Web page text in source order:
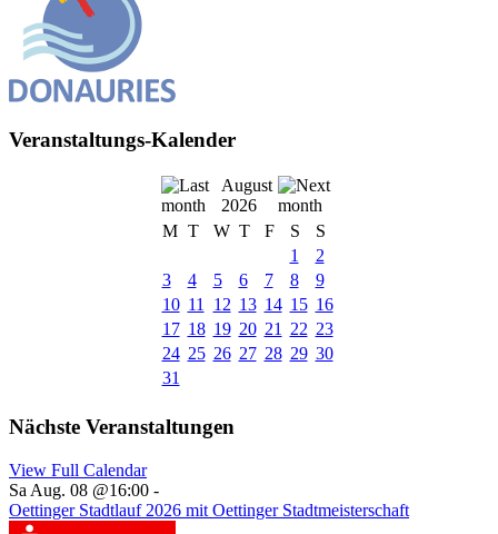
Veranstaltungs-Kalender
August
2026
M T W T F S
S
1
2
3
4 5 6 7 8
9
10 11 12 13 14 15 16
17 18 19 20 21 22 23
24 25 26 27 28 29 30
31
Nächste Veranstaltungen
View Full Calendar
Sa Aug. 08 @16:00 -
Oettinger Stadtlauf 2026 mit Oettinger Stadtmeisterschaft